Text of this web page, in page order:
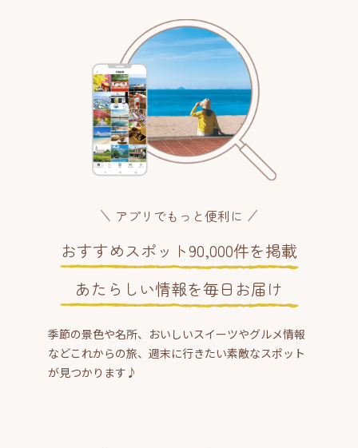
アプリでもっと便利に
おすすめスポット90,000件を掲載
あたらしい情報を毎日お届け
季節の景色や名所、おいしいスイーツやグルメ情報
などこれからの旅、週末に行きたい素敵なスポット
が見つかります♪